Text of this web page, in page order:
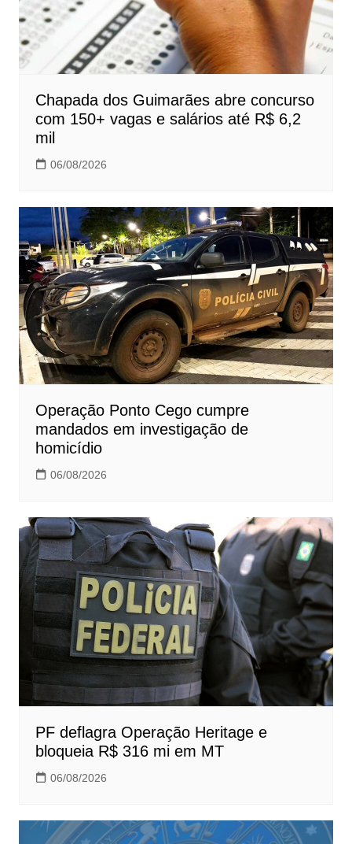
Chapada dos Guimarães abre concurso
com 150+ vagas e salários até R$ 6,2
mil
06/08/2026
Operação Ponto Cego cumpre
mandados em investigação de
homicídio
06/08/2026
PF deflagra Operação Heritage e
bloqueia R$ 316 mi em MT
06/08/2026